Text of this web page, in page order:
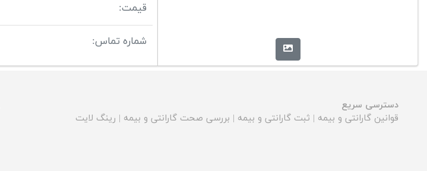
قیمت:
شماره تماس:
دسترسی سریع
قوانین گارانتی و بیمه | ثبت گارانتی و بیمه | بررسی صحت گارانتی و بیمه | رینگ لایت